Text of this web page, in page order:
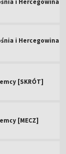
i Hercegowina
[SKRÓT]
[MECZ]